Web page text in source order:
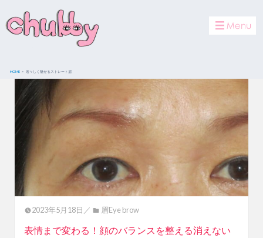
HOME 若々しく魅せるストレート眉
2023年5月18日／ 眉Eye brow
表情まで変わる！顔のバランスを整える消えない